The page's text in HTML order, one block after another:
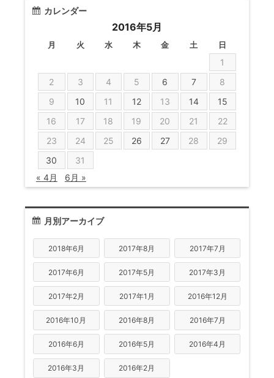
カレンダー
2016年5月
月 火 水 木 金 土 日
1
2
3 4 5 6 7
8
9
10 11 12 13 14
15
16
17 18 19 20 21
22
23
24 25 26 27 28
29
30
31
« 4月
6月 »
月別アーカイブ
2018年6月 2017年8月 2017年7月
2017年6月 2017年5月 2017年3月
2017年2月 2017年1月 2016年12月
2016年10月 2016年8月 2016年7月
2016年6月 2016年5月 2016年4月
2016年3月 2016年2月